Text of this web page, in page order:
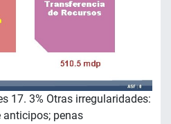
17. 3% Otras irregularidades:
penas